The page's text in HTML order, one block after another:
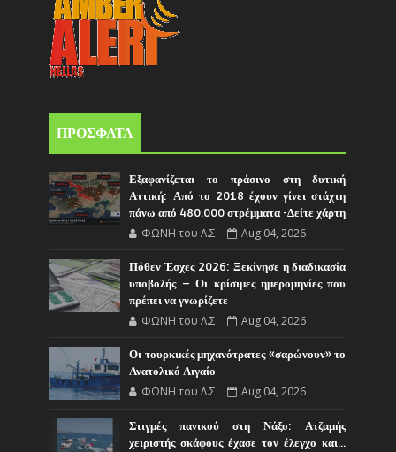
ΠΡΟΣΦΑΤΑ
Εξαφανίζεται το πράσινο στη δυτική
Αττική: Από το 2018 έχουν γίνει στάχτη
πάνω από 480.000 στρέμματα -Δείτε χάρτη
ΦΩΝΗ του Λ.Σ. Aug 04, 2026
Πόθεν Έσχες 2026: Ξεκίνησε η διαδικασία
υποβολής – Οι κρίσιμες ημερομηνίες που
πρέπει να γνωρίζετε
ΦΩΝΗ του Λ.Σ. Aug 04, 2026
Οι τουρκικές μηχανότρατες «σαρώνουν» το
Ανατολικό Αιγαίο
ΦΩΝΗ του Λ.Σ. Aug 04, 2026
Στιγμές πανικού στη Νάξο: Ατζαμής
χειριστής σκάφους έχασε τον έλεγχο και...